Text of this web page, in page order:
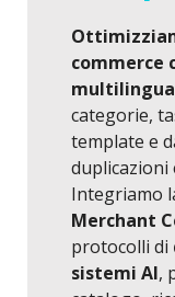
commerce
categorie,
template e
Integriamo
Merchant
protocolli di
sistemi AI,